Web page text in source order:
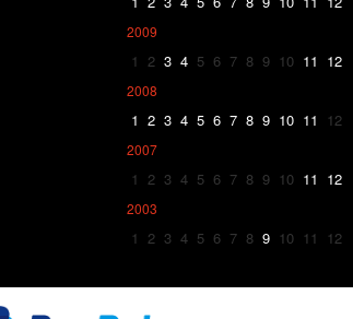
2009
1 2 3 4 5 6 7 8 9 10 11 12
2008
1 2 3 4 5 6 7 8 9 10 11 12
2007
1 2 3 4 5 6 7 8 9 10 11 12
2003
1 2 3 4 5 6 7 8 9 10 11 12